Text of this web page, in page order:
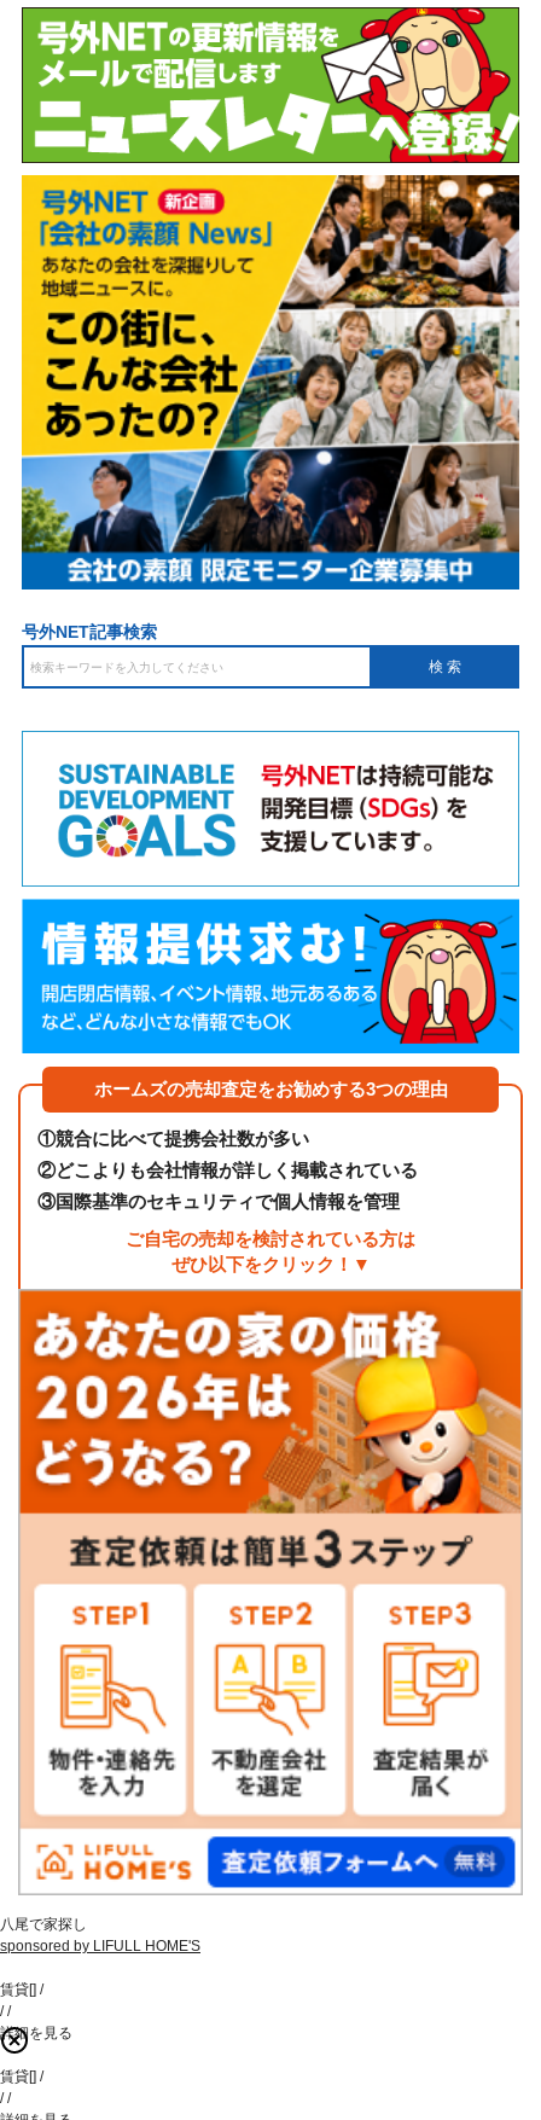
号外NET記事検索
ホームズの売却査定をお勧めする3つの理由
①競合に比べて提携会社数が多い
②どこよりも会社情報が詳しく掲載されている
③国際基準のセキュリティで個人情報を管理
ご自宅の売却を検討されている方は
ぜひ以下をクリック！▼
八尾で家探し
sponsored by LIFULL HOME'S
賃貸[] /
//
詳細を見る
賃貸[] /
//